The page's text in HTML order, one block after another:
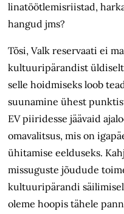
linatöötlemisriistad,
hangud jms?
Tõsi, Valk reservaati ei
kultuuripärandist
selle hoidmiseks loob
suunamine ühest
EV piiridesse jäävaid
omavalitsus, mis on
ühitamise eelduseks.
missuguste jõudude
kultuuripärandi
oleme hoopis tähele